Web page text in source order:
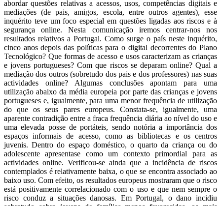
abordar questões relativas a acessos, usos, competências digitais e
mediações (de pais, amigos, escola, entre outros agentes), esse
inquérito teve um foco especial em questões ligadas aos riscos e à
segurança online. Nesta comunicação iremos centrar-nos nos
resultados relativos a Portugal. Como surge o país neste inquérito,
cinco anos depois das políticas para o digital decorrentes do Plano
Tecnológico? Que formas de acesso e usos caracterizam as crianças
e jovens portugueses? Com que riscos se deparam online? Qual a
mediação dos outros (sobretudo dos pais e dos professores) nas suas
actividades online? Algumas conclusões apontam para uma
utilização abaixo da média europeia por parte das crianças e jovens
portugueses e, igualmente, para uma menor frequência de utilização
do que os seus pares europeus. Constata-se, igualmente, uma
aparente contradição entre a fraca frequência diária ao nível do uso e
uma elevada posse de portáteis, sendo notória a importância dos
espaços informais de acesso, como as bibliotecas e os centros
juvenis. Dentro do espaço doméstico, o quarto da criança ou do
adolescente apresentase como um contexto primordial para as
actividades online. Verificou-se ainda que a incidência de riscos
contemplados é relativamente baixa, o que se encontra associado ao
baixo uso. Com efeito, os resultados europeus mostraram que o risco
está positivamente correlacionado com o uso e que nem sempre o
risco conduz a situações danosas. Em Portugal, o dano incidiu